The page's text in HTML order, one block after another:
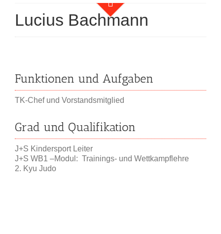
Lucius Bachmann
Funktionen und Aufgaben
TK-Chef und Vorstandsmitglied
Grad und Qualifikation
J+S Kindersport Leiter
J+S WB1 –Modul: Trainings- und Wettkampflehre
2. Kyu Judo